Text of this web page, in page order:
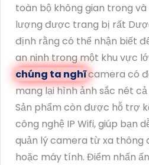
toàn bộ không gian trong
lượng được trang bị rất
định rằng có thể nhận biết
an ninh trong một khu vực
chúng ta nghĩcamera có
mang lại hình ảnh sắc nét
Sản phẩm còn được hỗ trợ
công nghệ IP Wifi, giúp bạn
quản lý camera từ xa thông
hoặc máy tính. Điểm nhấn